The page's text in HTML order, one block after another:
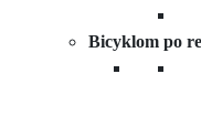
Bicyklom po